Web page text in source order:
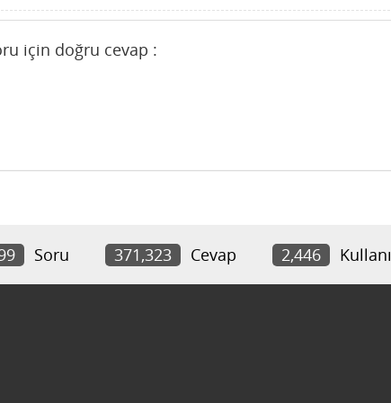
için doğru cevap :
Soru 371,323 Cevap 2,446